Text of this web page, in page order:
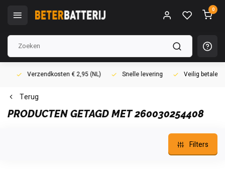
0
Verzendkosten € 2,95 (NL) Snelle levering Veilig betalen
Terug
PRODUCTEN GETAGD MET 260030254408
Filters